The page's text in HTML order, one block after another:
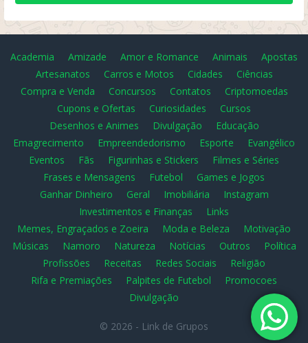
Academia Amizade Amor e Romance Animais
Apostas
Artesanatos
Carros e Motos Cidades
Ciências
Compra e Venda
Concursos Contatos
Criptomoedas
Cupons e Ofertas
Curiosidades
Cursos
Desenhos e Animes
Divulgação
Educação
Emagrecimento
Empreendedorismo Esporte
Evangélico
Eventos
Fãs Figurinhas e Stickers
Filmes e Séries
Frases e Mensagens
Futebol
Games e Jogos
Ganhar Dinheiro
Geral Imobiliária
Instagram
Investimentos e Finanças
Links
Memes, Engraçados e Zoeira
Moda e Beleza
Motivação
Músicas
Namoro Natureza Notícias Outros
Política
Profissões
Receitas Redes Sociais
Religião
Rifa e Premiações
Palpites de Futebol
Promocoes
Divulgação
© 2026 - Link de Grupos